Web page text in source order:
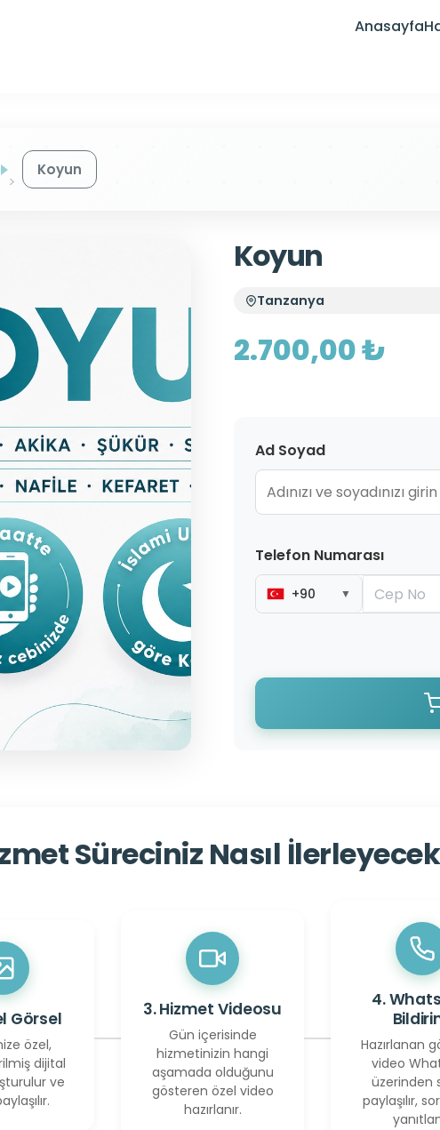
Anasayfa
Koyun
Koyun
Tanzanya
2.700,00 ₺
Ad Soyad
Telefon Numarası
+90 ▼
Süreciniz Nasıl
Görsel
özel,
dijital
ve
3. Hizmet Videosu
Gün içerisinde
hizmetinizin hangi
aşamada olduğunu
gösteren özel video
hazırlanır.
4.
Hazırlanan
video
üzerinden
paylaşılır,